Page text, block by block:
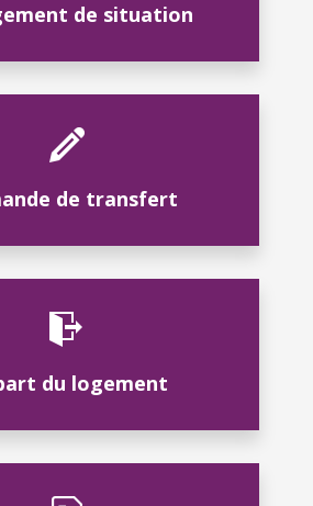
de situation
de transfert
du logement